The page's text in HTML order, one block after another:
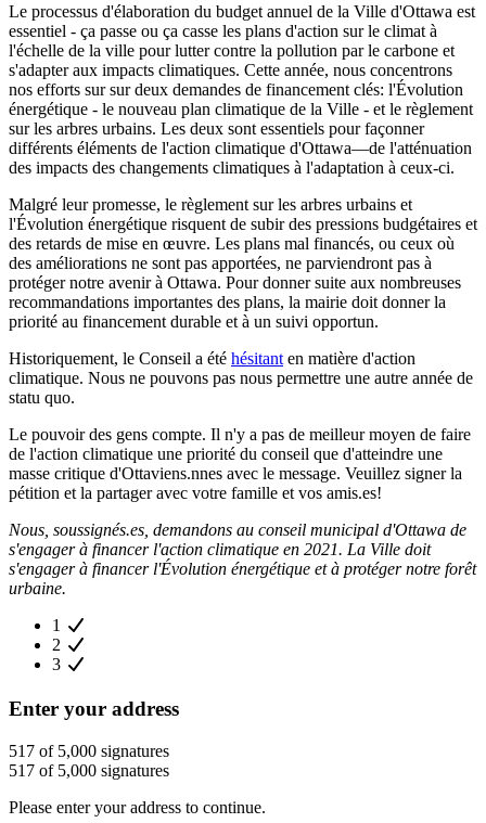
Le processus d'élaboration du budget annuel de la Ville d'Ottawa est
essentiel - ça passe ou ça casse les plans d'action sur le climat à
l'échelle de la ville pour lutter contre la pollution par le carbone et
s'adapter aux impacts climatiques. Cette année, nous concentrons
nos efforts sur sur deux demandes de financement clés: l'Évolution
énergétique - le nouveau plan climatique de la Ville - et le règlement
sur les arbres urbains. Les deux sont essentiels pour façonner
différents éléments de l'action climatique d'Ottawa—de l'atténuation
des impacts des changements climatiques à l'adaptation à ceux-ci.
Malgré leur promesse, le règlement sur les arbres urbains et
l'Évolution énergétique risquent de subir des pressions budgétaires et
des retards de mise en œuvre. Les plans mal financés, ou ceux où
des améliorations ne sont pas apportées, ne parviendront pas à
protéger notre avenir à Ottawa. Pour donner suite aux nombreuses
recommandations importantes des plans, la mairie doit donner la
priorité au financement durable et à un suivi opportun.
Historiquement, le Conseil a été hésitant en matière d'action
climatique. Nous ne pouvons pas nous permettre une autre année de
statu quo.
Le pouvoir des gens compte. Il n'y a pas de meilleur moyen de faire
de l'action climatique une priorité du conseil que d'atteindre une
masse critique d'Ottaviens.nnes avec le message. Veuillez signer la
pétition et la partager avec votre famille et vos amis.es!
Nous, soussignés.es, demandons au conseil municipal d'Ottawa de
s'engager à financer l'action climatique en 2021. La Ville doit
s'engager à financer l'Évolution énergétique et à protéger notre forêt
urbaine.
1
2
3
Enter your address
517 of 5,000 signatures
517 of 5,000 signatures
Please enter your address to continue.